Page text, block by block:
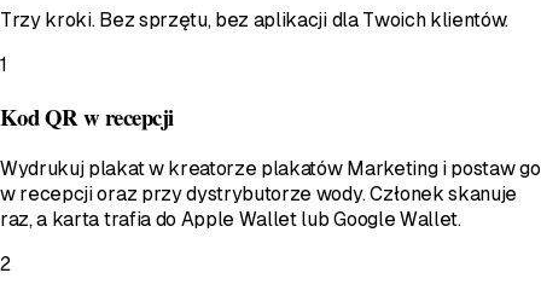
Trzy kroki. Bez sprzętu, bez aplikacji dla Twoich klientów.
1
Kod QR w recepcji
Wydrukuj plakat w kreatorze plakatów Marketing i postaw go
w recepcji oraz przy dystrybutorze wody. Członek skanuje
raz, a karta trafia do Apple Wallet lub Google Wallet.
2